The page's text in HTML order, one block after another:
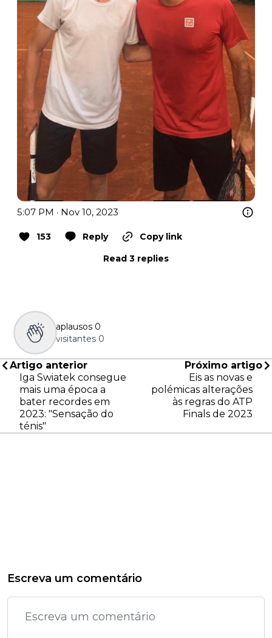
5:07 PM · Nov 10, 2023
153 Reply
Copy link
Read 3 replies
aplausos 0
visitantes 0
Artigo anterior
Iga Swiatek consegue
mais uma época a
bater recordes em
2023: "Sensação do
ténis"
Próximo artigo
Eis as novas e
polémicas alterações
às regras do ATP
Finals de 2023
Escreva um comentário